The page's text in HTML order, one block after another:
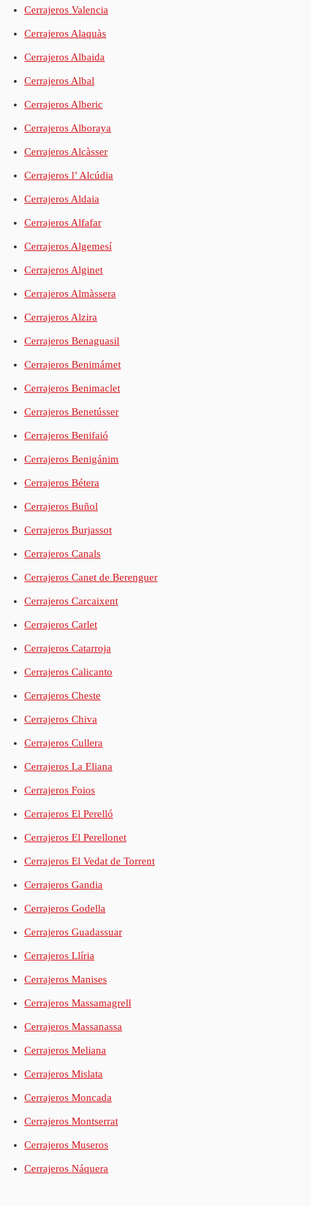
Cerrajeros Valencia
Cerrajeros Alaquàs
Cerrajeros Albaida
Cerrajeros Albal
Cerrajeros Alberic
Cerrajeros Alboraya
Cerrajeros Alcàsser
Cerrajeros l’ Alcúdia
Cerrajeros Aldaia
Cerrajeros Alfafar
Cerrajeros Algemesí
Cerrajeros Alginet
Cerrajeros Almàssera
Cerrajeros Alzira
Cerrajeros Benaguasil
Cerrajeros Benimámet
Cerrajeros Benimaclet
Cerrajeros Benetússer
Cerrajeros Benifaió
Cerrajeros Benigánim
Cerrajeros Bétera
Cerrajeros Buñol
Cerrajeros Burjassot
Cerrajeros Canals
Cerrajeros Canet de Berenguer
Cerrajeros Carcaixent
Cerrajeros Carlet
Cerrajeros Catarroja
Cerrajeros Calicanto
Cerrajeros Cheste
Cerrajeros Chiva
Cerrajeros Cullera
Cerrajeros La Eliana
Cerrajeros Foios
Cerrajeros El Perelló
Cerrajeros El Perellonet
Cerrajeros El Vedat de Torrent
Cerrajeros Gandia
Cerrajeros Godella
Cerrajeros Guadassuar
Cerrajeros Llíria
Cerrajeros Manises
Cerrajeros Massamagrell
Cerrajeros Massanassa
Cerrajeros Meliana
Cerrajeros Mislata
Cerrajeros Moncada
Cerrajeros Montserrat
Cerrajeros Museros
Cerrajeros Náquera